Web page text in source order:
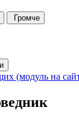
Громче
(модуль на